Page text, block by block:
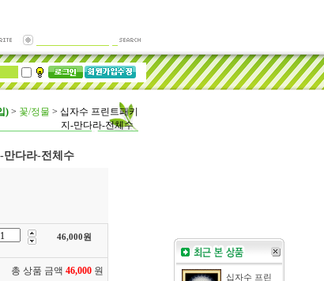
) > 꽃/정물 > 십자수 프린트패키
지-만다라-전체수
만다라-전체수
46,000원
총 상품 금액 46,000 원
십자수 프린